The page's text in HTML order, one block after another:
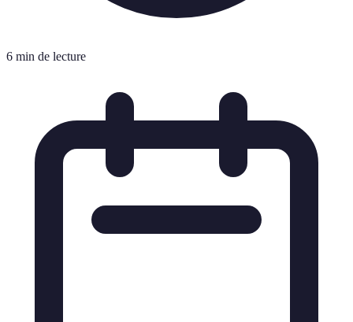
6 min de lecture